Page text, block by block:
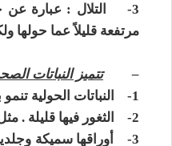
3- التلال : عبارة
مرتفعة قليلاً عما حولها
–تتميز النباتات
1-
النباتات الحولية
2-
الثغور فيها قليلة .
3-
أوراقها سميكة